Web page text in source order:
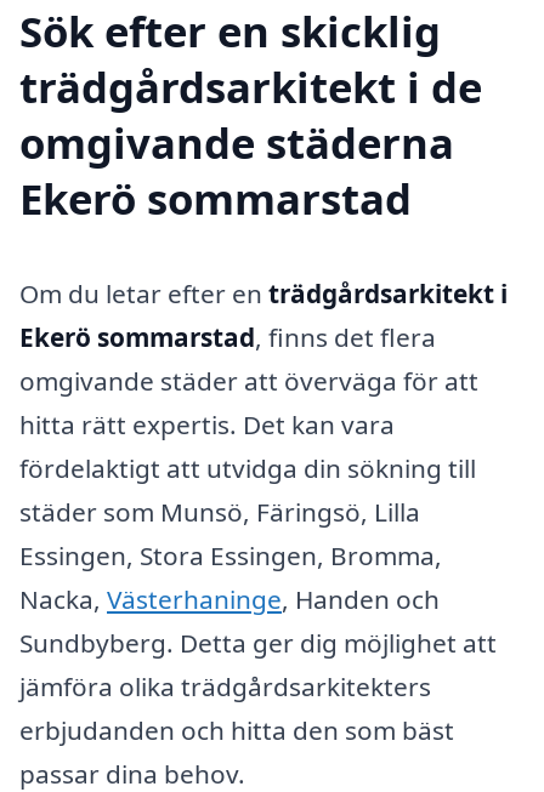
Sök efter en skicklig
trädgårdsarkitekt i de
omgivande städerna
Ekerö sommarstad
Om du letar efter en trädgårdsarkitekt i
Ekerö sommarstad, finns det flera
omgivande städer att överväga för att
hitta rätt expertis. Det kan vara
fördelaktigt att utvidga din sökning till
städer som Munsö, Färingsö, Lilla
Essingen, Stora Essingen, Bromma,
Nacka, Västerhaninge, Handen och
Sundbyberg. Detta ger dig möjlighet att
jämföra olika trädgårdsarkitekters
erbjudanden och hitta den som bäst
passar dina behov.